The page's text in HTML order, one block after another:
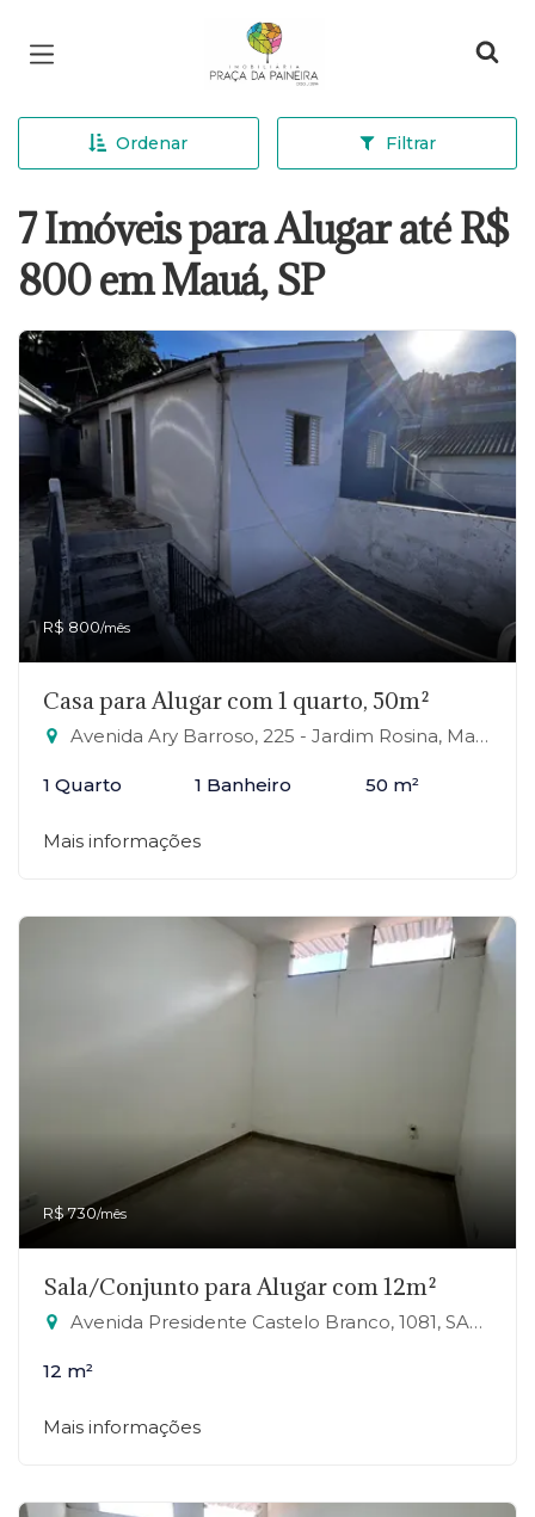
Página inicial
Ordenar Filtrar
7 Imóveis para Alugar até R$
800 em Mauá, SP
R$ 800/mês
Casa para Alugar com 1 quarto, 50m²
Avenida Ary Barroso, 225 - Jardim Rosina, Mauá-SP
1 Quarto 1 Banheiro 50 m²
Mais informações
R$ 730/mês
Sala/Conjunto para Alugar com 12m²
Avenida Presidente Castelo Branco, 1081, SALA 27 - Jardim Zaira, Mauá-SP
12 m²
Mais informações